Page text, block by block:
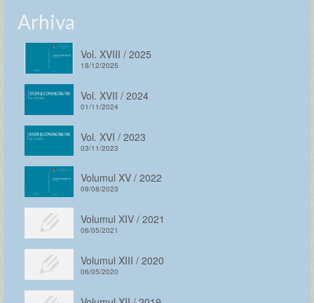
Arhiva
Vol. XVIII / 2025
18/12/2025
Vol. XVII / 2024
01/11/2024
Vol. XVI / 2023
03/11/2023
Volumul XV / 2022
09/08/2023
Volumul XIV / 2021
06/05/2021
Volumul XIII / 2020
06/05/2020